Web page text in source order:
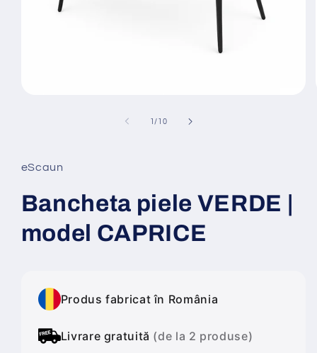
fereastră
modală
1 /din
10
eScaun
Bancheta piele VERDE |
model CAPRICE
Produs fabricat în România
Livrare gratuită (de la 2 produse)